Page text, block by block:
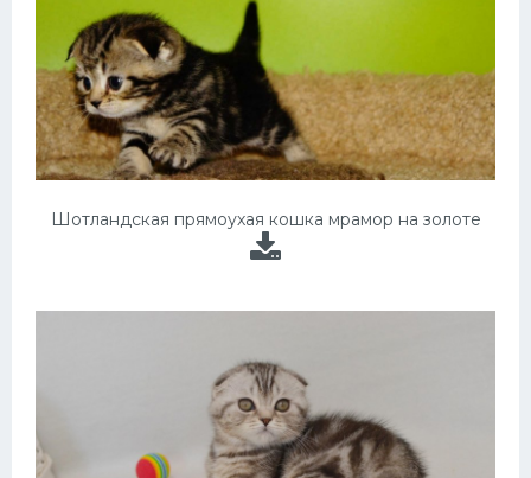
Шотландская прямоухая кошка мрамор на золоте